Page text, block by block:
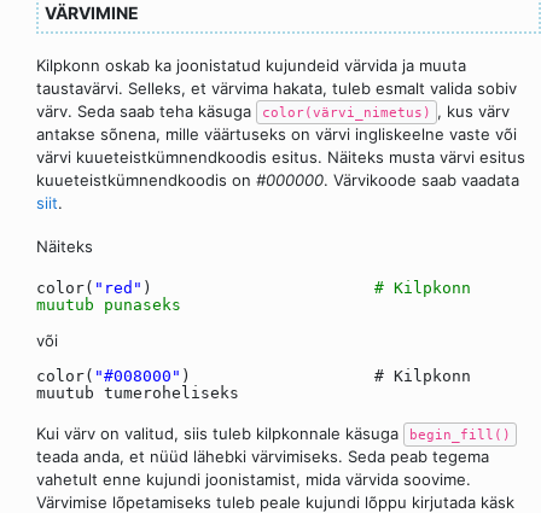
VÄRVIMINE
Kilpkonn oskab ka joonistatud kujundeid värvida ja muuta
taustavärvi. Selleks, et värvima hakata, tuleb esmalt valida sobiv
värv. Seda saab teha käsuga
color(värvi_nimetus) , kus värv
antakse sõnena, mille väärtuseks on värvi ingliskeelne vaste või
värvi kuueteistkümnendkoodis esitus. Näiteks musta värvi esitus
kuueteistkümnendkoodis on #000000. Värvikoode saab vaadata
siit.
Näiteks
color( "red" ) # Kilpkonn
muutub punaseks
või
color( "#008000" ) # Kilpkonn
muutub tumeroheliseks
Kui värv on valitud, siis tuleb kilpkonnale käsuga begin_fill()
teada anda, et nüüd lähebki värvimiseks. Seda peab tegema
vahetult enne kujundi joonistamist, mida värvida soovime.
Värvimise lõpetamiseks tuleb peale kujundi lõppu kirjutada käsk